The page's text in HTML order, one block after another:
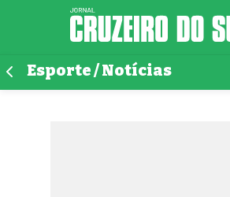
Esporte / Notícias